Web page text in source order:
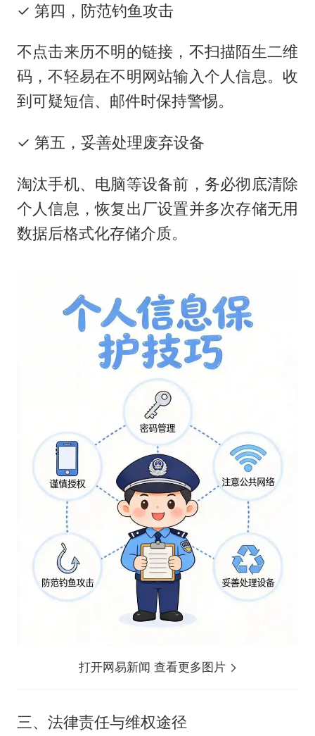
✓ 第四，防范钓鱼攻击
不点击来历不明的链接，不扫描陌生二维
码，不轻易在不明网站输入个人信息。收
到可疑短信、邮件时保持警惕。
✓ 第五，妥善处理废弃设备
淘汰手机、电脑等设备前，务必彻底清除
个人信息，恢复出厂设置并多次存储无用
数据后格式化存储介质。
打开网易新闻 查看更多图片
三、法律责任与维权途径